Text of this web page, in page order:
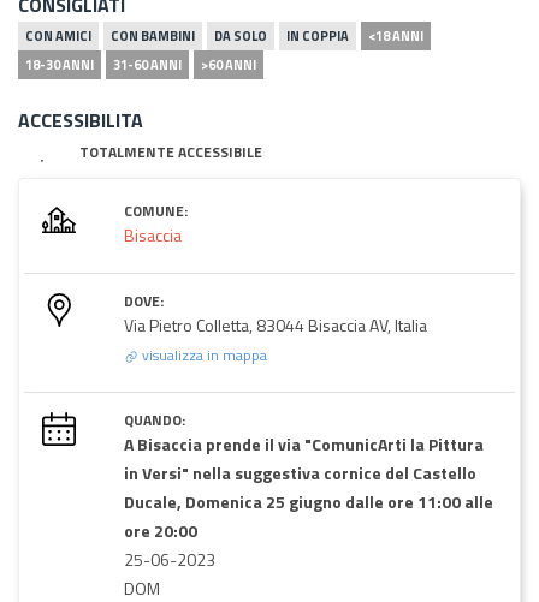
CON AMICI CON BAMBINI DA SOLO IN COPPIA
<18 ANNI
18-30 ANNI
31-60 ANNI >60 ANNI
ACCESSIBILITA
TOTALMENTE ACCESSIBILE
COMUNE:
Bisaccia
DOVE:
Via Pietro Colletta, 83044 Bisaccia AV, Italia
visualizza in mappa
QUANDO:
A Bisaccia prende il via "ComunicArti la Pittura
in Versi" nella suggestiva cornice del Castello
Ducale, Domenica 25 giugno dalle ore 11:00 alle
ore 20:00
25-06-2023
DOM